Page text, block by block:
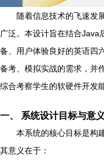
随着信息技术的飞速发
广泛。本设计旨在结合Java
备、用户体验良好的英语四
备考、模拟实战的需求，并
综合考察学生的软硬件开发能
一、 系统设计目标与意义
本系统的核心目标是构
其意义在于：